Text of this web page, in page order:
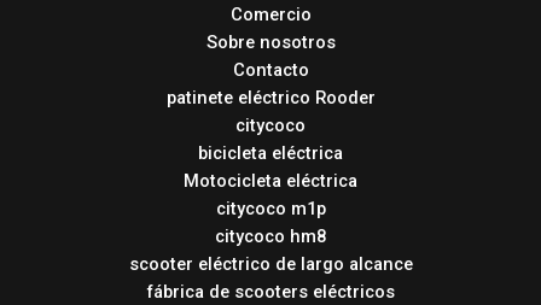
Comercio
Sobre nosotros
Contacto
patinete eléctrico Rooder
citycoco
bicicleta eléctrica
Motocicleta eléctrica
citycoco m1p
citycoco hm8
scooter eléctrico de largo alcance
fábrica de scooters eléctricos